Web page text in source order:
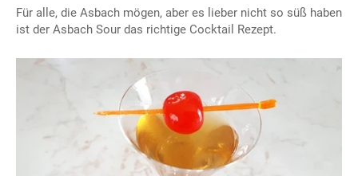
Für alle, die Asbach mögen, aber es lieber nicht so süß haben
ist der Asbach Sour das richtige Cocktail Rezept.